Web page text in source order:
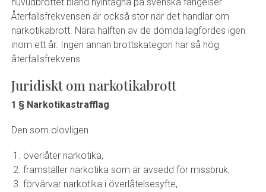
huvudbrottet bland nyintagna på svenska fängelser.
Återfallsfrekvensen är också stor när det handlar om
narkotikabrott. Nära hälften av de dömda lagfördes igen
inom ett år. Ingen annan brottskategori har så hög
återfallsfrekvens.
Juridiskt om narkotikabrott
1 § Narkotikastrafflag
Den som olovligen
överlåter narkotika,
framställer narkotika som är avsedd för missbruk,
förvärvar narkotika i överlåtelsesyfte,